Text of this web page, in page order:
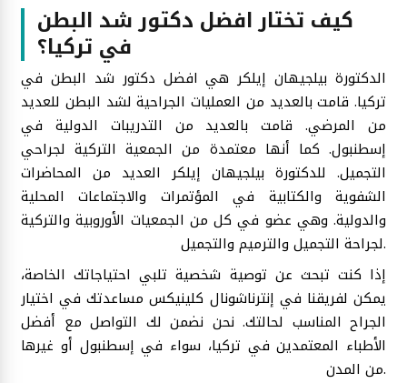
كيف تختار افضل دكتور شد البطن
في تركيا؟
الدكتورة بيلجيهان إيلكر هي افضل دكتور شد البطن في
تركيا. قامت بالعديد من العمليات الجراحية لشد البطن للعديد
من المرضي. قامت بالعديد من التدريبات الدولية في
إسطنبول. كما أنها معتمدة من الجمعية التركية لجراحي
التجميل. للدكتورة بيلجيهان إيلكر العديد من المحاضرات
الشفوية والكتابية في المؤتمرات والاجتماعات المحلية
والدولية. وهي عضو في كل من الجمعيات الأوروبية والتركية
لجراحة التجميل والترميم والتجميل.
إذا كنت تبحث عن توصية شخصية تلبي احتياجاتك الخاصة،
يمكن لفريقنا في إنترناشونال كلينيكس مساعدتك في اختيار
الجراح المناسب لحالتك. نحن نضمن لك التواصل مع أفضل
الأطباء المعتمدين في تركيا، سواء في إسطنبول أو غيرها
من المدن.